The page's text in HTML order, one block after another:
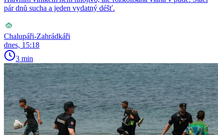
pár dnů sucha a jeden vydatný déšť.
Chalupáři-Zahrádkáři
dnes, 15:18
3 min